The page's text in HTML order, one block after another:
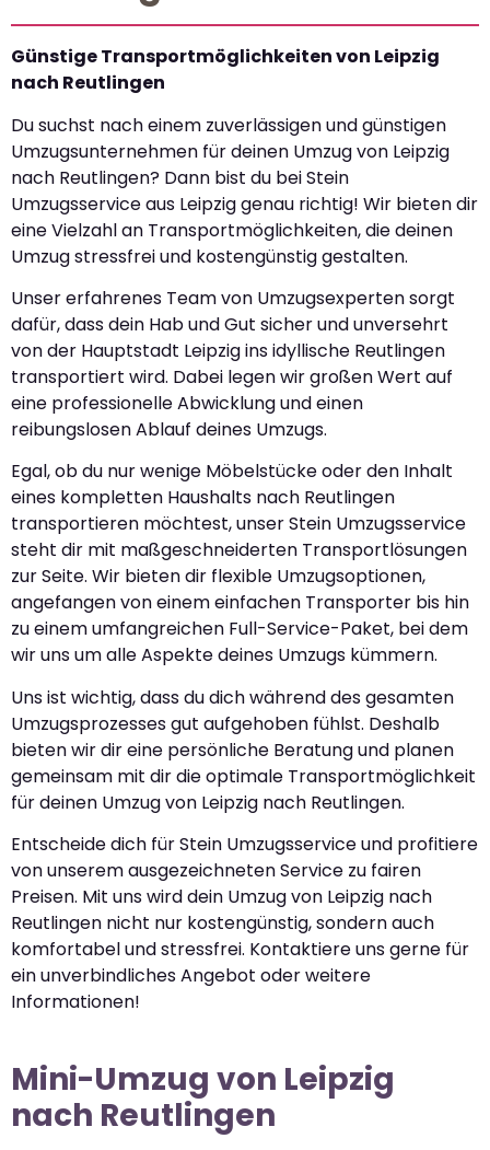
Günstige Transportmöglichkeiten von Leipzig
nach Reutlingen
Du suchst nach einem zuverlässigen und günstigen
Umzugsunternehmen für deinen Umzug von Leipzig
nach Reutlingen? Dann bist du bei Stein
Umzugsservice aus Leipzig genau richtig! Wir bieten dir
eine Vielzahl an Transportmöglichkeiten, die deinen
Umzug stressfrei und kostengünstig gestalten.
Unser erfahrenes Team von Umzugsexperten sorgt
dafür, dass dein Hab und Gut sicher und unversehrt
von der Hauptstadt Leipzig ins idyllische Reutlingen
transportiert wird. Dabei legen wir großen Wert auf
eine professionelle Abwicklung und einen
reibungslosen Ablauf deines Umzugs.
Egal, ob du nur wenige Möbelstücke oder den Inhalt
eines kompletten Haushalts nach Reutlingen
transportieren möchtest, unser Stein Umzugsservice
steht dir mit maßgeschneiderten Transportlösungen
zur Seite. Wir bieten dir flexible Umzugsoptionen,
angefangen von einem einfachen Transporter bis hin
zu einem umfangreichen Full-Service-Paket, bei dem
wir uns um alle Aspekte deines Umzugs kümmern.
Uns ist wichtig, dass du dich während des gesamten
Umzugsprozesses gut aufgehoben fühlst. Deshalb
bieten wir dir eine persönliche Beratung und planen
gemeinsam mit dir die optimale Transportmöglichkeit
für deinen Umzug von Leipzig nach Reutlingen.
Entscheide dich für Stein Umzugsservice und profitiere
von unserem ausgezeichneten Service zu fairen
Preisen. Mit uns wird dein Umzug von Leipzig nach
Reutlingen nicht nur kostengünstig, sondern auch
komfortabel und stressfrei. Kontaktiere uns gerne für
ein unverbindliches Angebot oder weitere
Informationen!
Mini-Umzug von Leipzig
nach Reutlingen